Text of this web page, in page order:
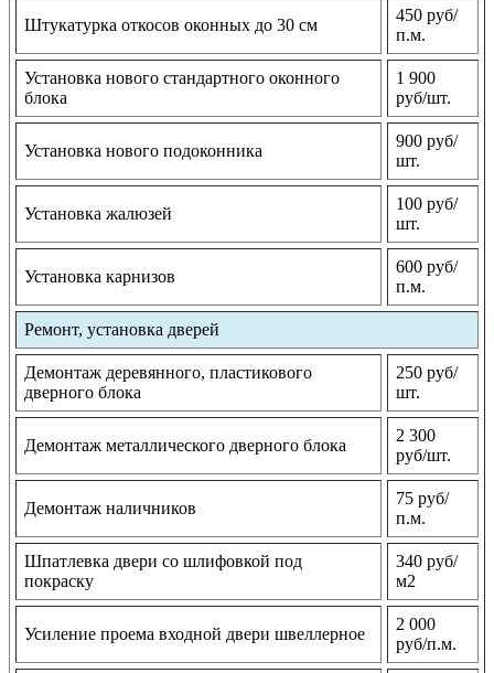
Штукатурка откосов оконных до 30 см
450 руб/
п.м.
Установка нового стандартного оконного
блока
1 900
руб/шт.
Установка нового подоконника
900 руб/
шт.
Установка жалюзей
100 руб/
шт.
Установка карнизов
600 руб/
п.м.
Ремонт, установка дверей
Демонтаж деревянного, пластикового
дверного блока
250 руб/
шт.
Демонтаж металлического дверного блока
2 300
руб/шт.
Демонтаж наличников
75 руб/
п.м.
Шпатлевка двери со шлифовкой под
покраску
340 руб/
м2
Усиление проема входной двери швеллерное
2 000
руб/п.м.